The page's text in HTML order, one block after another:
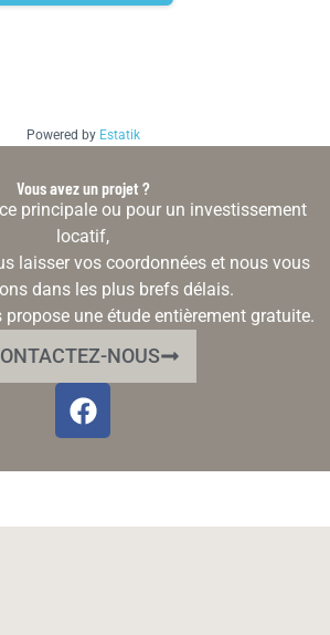
Powered by Estatik
Vous avez un projet ?
principale ou pour un investissement
locatif,
laisser vos coordonnées et nous vous
dans les plus brefs délais.
une étude entièrement gratuite.
NOUS